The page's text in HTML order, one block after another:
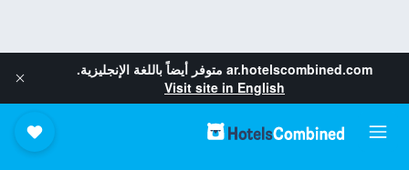
ar.hotelscombined.com متوفر أيضاً باللغة الإنجليزية.
Visit site in English